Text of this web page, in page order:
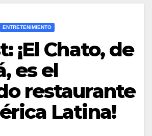
ENTRETENIMIENTO
¡El Chato, de
es el
restaurante
Latina!